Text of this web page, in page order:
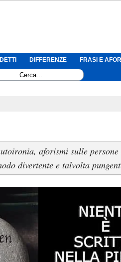
DIFFERENZE FRASI E
aforismi sulle persone
divertente e talvolta